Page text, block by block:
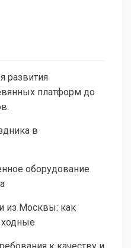
развития
платформ до
в
оборудование
из Москвы: как
к качеству и